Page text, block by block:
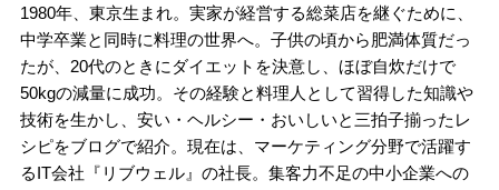
1980年、東京生まれ。実家が経営する総菜店を継ぐために、
中学卒業と同時に料理の世界へ。子供の頃から肥満体質だっ
たが、20代のときにダイエットを決意し、ほぼ自炊だけで
50kgの減量に成功。その経験と料理人として習得した知識や
技術を生かし、安い・ヘルシー・おいしいと三拍子揃ったレ
シピをブログで紹介。現在は、マーケティング分野で活躍す
るIT会社『リブウェル』の社長。集客力不足の中小企業への